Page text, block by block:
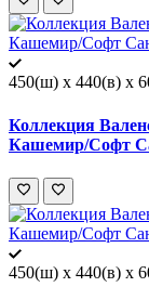
450(ш) x 440(в) x
Коллекция
Кашемир/Софт
450(ш) x 440(в) x